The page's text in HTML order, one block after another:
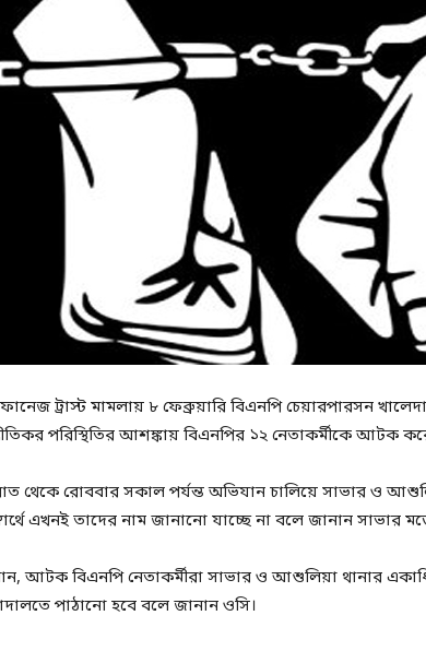
ট্রাস্ট মামলায় ৮ ফেব্রুয়ারি বিএনপি চেয়ারপারসন
পরিস্থিতির আশঙ্কায় বিএনপির ১২ নেতাকর্মীকে আটক
থেকে রোববার সকাল পর্যন্ত অভিযান চালিয়ে সাভার ও
এখনই তাদের নাম জানানো যাচ্ছে না বলে জানান সাভার
আটক বিএনপি নেতাকর্মীরা সাভার ও আশুলিয়া থানার
পাঠানো হবে বলে জানান ওসি।